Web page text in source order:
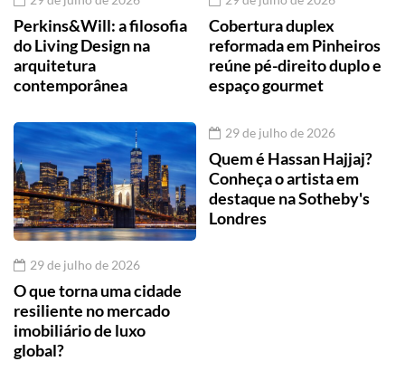
Perkins&Will: a filosofia
do Living Design na
arquitetura
contemporânea
Cobertura duplex
reformada em Pinheiros
reúne pé-direito duplo e
espaço gourmet
29 de julho de 2026
O que torna uma cidade
resiliente no mercado
imobiliário de luxo
global?
29 de julho de 2026
Quem é Hassan Hajjaj?
Conheça o artista em
destaque na Sotheby's
Londres